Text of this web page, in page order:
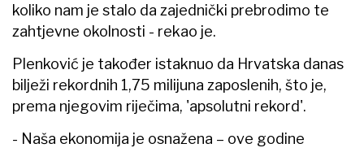
koliko nam je stalo da zajednički prebrodimo te
zahtjevne okolnosti - rekao je.
Plenković je također istaknuo da Hrvatska danas
bilježi rekordnih 1,75 milijuna zaposlenih, što je,
prema njegovim riječima, 'apsolutni rekord'.
- Naša ekonomija je osnažena – ove godine